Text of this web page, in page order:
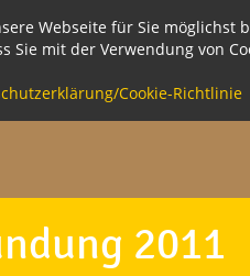
Webseite für Sie möglichst
Sie mit der Verwendung von
Cookie-Richtlinie
2011